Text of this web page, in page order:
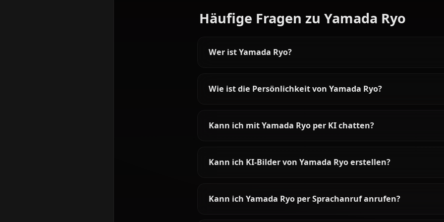
Articles & Guides
Explore guides and stories featuring Yamada Ryo
Gotoh Hitori AI Chat |
Anione
Bocchi the Rock on Anione.
Experience the bassist's shy yet
Häufige Fragen zu Yamada